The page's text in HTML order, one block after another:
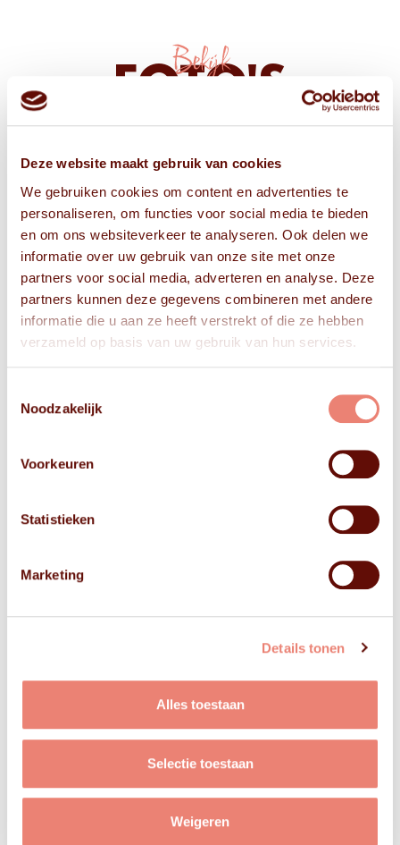
Deze website maakt gebruik van cookies
We gebruiken cookies om content en advertenties te
personaliseren, om functies voor social media te bieden
en om ons websiteverkeer te analyseren. Ook delen we
informatie over uw gebruik van onze site met onze
partners voor social media, adverteren en analyse. Deze
partners kunnen deze gegevens combineren met andere
informatie die u aan ze heeft verstrekt of die ze hebben
verzameld op basis van uw gebruik van hun services.
Noodzakelijk
Voorkeuren
Statistieken
Marketing
Details tonen
Alles toestaan
Selectie toestaan
Weigeren
Bekijk
FOTO'S